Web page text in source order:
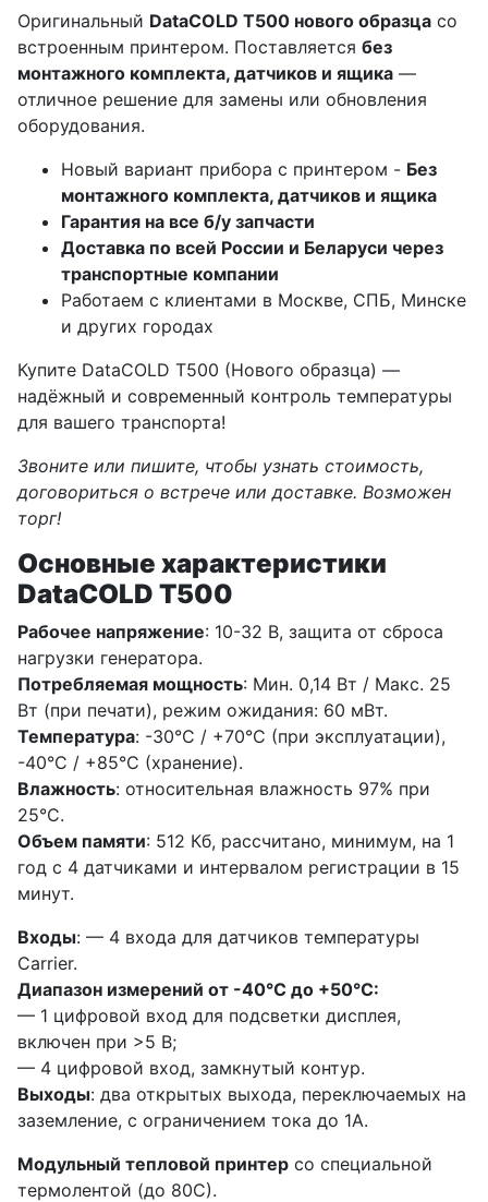
Оригинальный DataCOLD T500 нового образца со
встроенным принтером. Поставляется без
монтажного комплекта, датчиков и ящика —
отличное решение для замены или обновления
оборудования.
Новый вариант прибора с принтером - Без
монтажного комплекта, датчиков и ящика
Гарантия на все б/у запчасти
Доставка по всей России и Беларуси через
транспортные компании
Работаем с клиентами в Москве, СПБ, Минске
и других городах
Купите DataCOLD T500 (Нового образца) —
надёжный и современный контроль температуры
для вашего транспорта!
Звоните или пишите, чтобы узнать стоимость,
договориться о встрече или доставке. Возможен
торг!
Основные характеристики
DataCOLD T500
Рабочее напряжение: 10-32 В, защита от сброса
нагрузки генератора.
Потребляемая мощность: Мин. 0,14 Вт / Макс. 25
Вт (при печати), режим ожидания: 60 мВт.
Температура: -30°C / +70°C (при эксплуатации),
-40°C / +85°C (хранение).
Влажность: относительная влажность 97% при
25°C.
Объем памяти: 512 Кб, рассчитано, минимум, на 1
год с 4 датчиками и интервалом регистрации в 15
минут.
Входы: — 4 входа для датчиков температуры
Carrier.
Диапазон измерений от -40°C до +50°C:
— 1 цифровой вход для подсветки дисплея,
включен при >5 В;
— 4 цифровой вход, замкнутый контур.
Выходы: два открытых выхода, переключаемых на
заземление, с ограничением тока до 1А.
Модульный тепловой принтер со специальной
термолентой (до 80С).